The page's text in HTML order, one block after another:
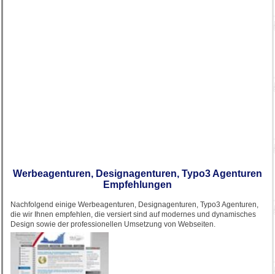
Werbeagenturen, Designagenturen, Typo3 Agenturen
Empfehlungen
Nachfolgend einige Werbeagenturen, Designagenturen, Typo3 Agenturen,
die wir Ihnen empfehlen, die versiert sind auf modernes und dynamisches
Design sowie der professionellen Umsetzung von Webseiten.